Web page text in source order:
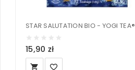
STAR SALUTATION BIO - YOGI TEA®
15,90 zł
local_grocery_store favorite_border